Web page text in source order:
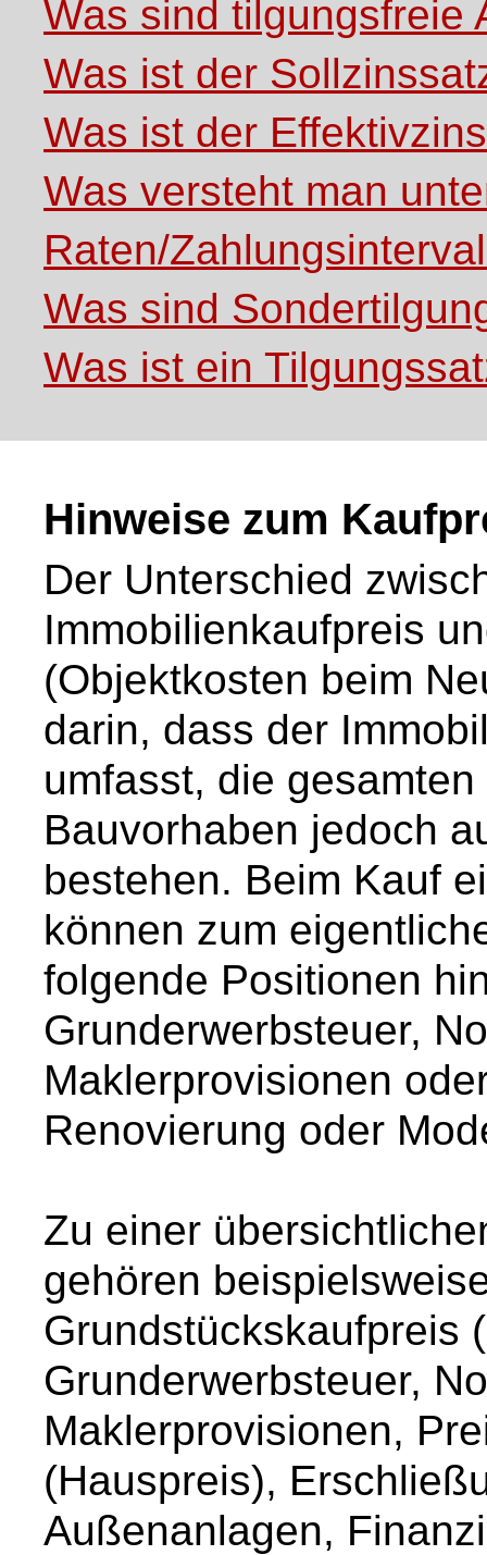
Was sind tilgungsfreie
Was ist der
Was ist der
Was versteht man
Raten/
Was sind
Was ist ein
Hinweise zum
Der Unterschied
Immobilienkaufpreis
(Objektkosten beim
darin, dass der
umfasst, die
Bauvorhaben jedoch
bestehen. Beim Kauf
können zum
folgende Positionen
Grunderwerbsteuer,
Maklerprovisionen
Renovierung oder
Zu einer
gehören
Grundstückskaufpreis
Grunderwerbsteuer,
Maklerprovisionen,
(Hauspreis),
Außenanlagen,